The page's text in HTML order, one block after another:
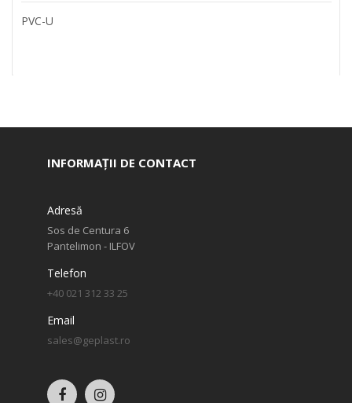
PVC-U
INFORMAȚII DE CONTACT
Adresă
Sos de Centura 6
Pantelimon - ILFOV
Telefon
+40 021 312 33 25
Email
sales@geplast.ro